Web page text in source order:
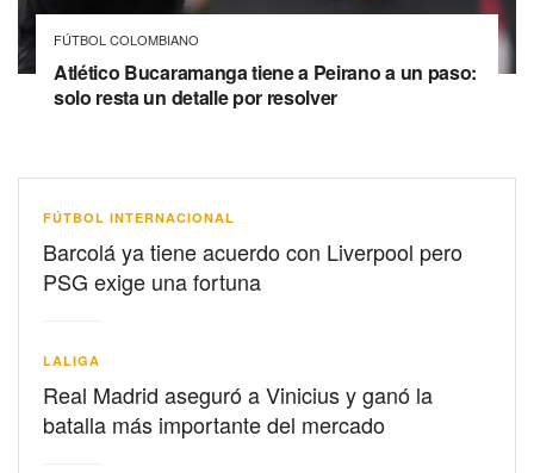
FÚTBOL COLOMBIANO
Atlético Bucaramanga tiene a Peirano a un paso:
solo resta un detalle por resolver
FÚTBOL INTERNACIONAL
Barcolá ya tiene acuerdo con Liverpool pero
PSG exige una fortuna
LALIGA
Real Madrid aseguró a Vinicius y ganó la
batalla más importante del mercado